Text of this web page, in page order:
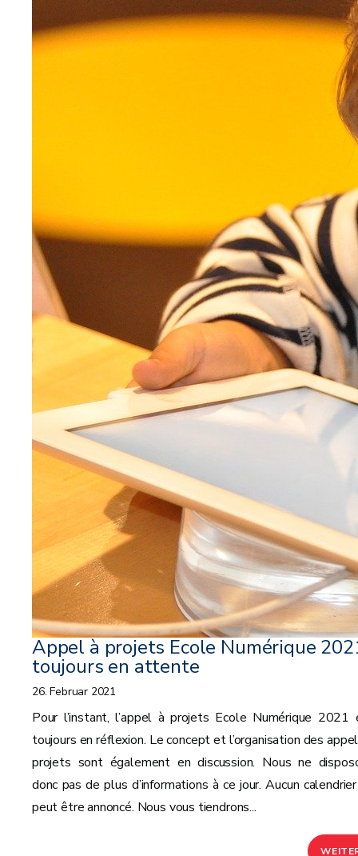
Appel à projets Ecole Numérique
toujours en attente
26. Februar 2021
Pour l’instant, l’appel à projets Ecole Numérique 2021
toujours en réflexion. Le concept et l’organisation des
projets sont également en discussion. Nous ne
donc pas de plus d’informations à ce jour. Aucun
peut être annoncé. Nous vous tiendrons...